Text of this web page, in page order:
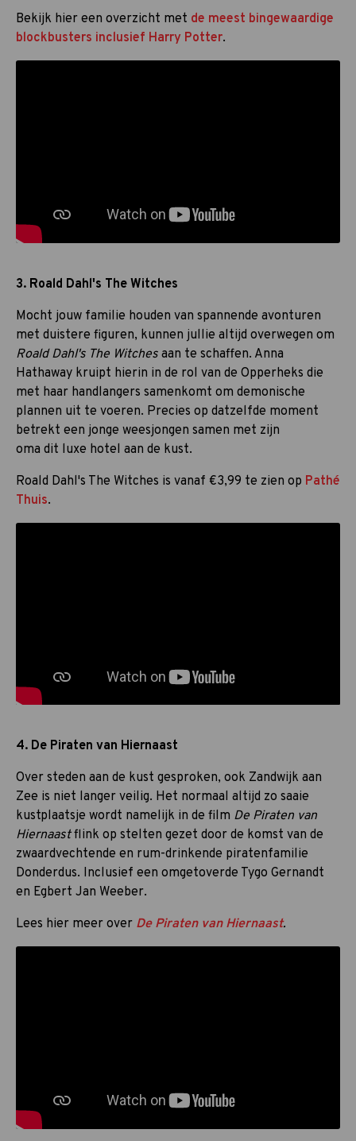
Bekijk hier een overzicht met de meest bingewaardige
blockbusters inclusief Harry Potter.
3. Roald Dahl's The Witches
Mocht jouw familie houden van spannende avonturen
met duistere figuren, kunnen jullie altijd overwegen om
Roald Dahl's The Witches aan te schaffen. Anna
Hathaway kruipt hierin in de rol van de Opperheks die
met haar handlangers samenkomt om demonische
plannen uit te voeren. Precies op datzelfde moment
betrekt een jonge weesjongen samen met zijn
oma dit luxe hotel aan de kust.
Roald Dahl's The Witches is vanaf €3,99 te zien op Pathé
Thuis.
4. De Piraten van Hiernaast
Over steden aan de kust gesproken, ook Zandwijk aan
Zee is niet langer veilig. Het normaal altijd zo saaie
kustplaatsje wordt namelijk in de film De Piraten van
Hiernaastflink op stelten gezet door de komst van de
zwaardvechtende en rum-drinkende piratenfamilie
Donderdus. Inclusief een omgetoverde Tygo Gernandt
en Egbert Jan Weeber.
Lees hier meer over De Piraten van Hiernaast.